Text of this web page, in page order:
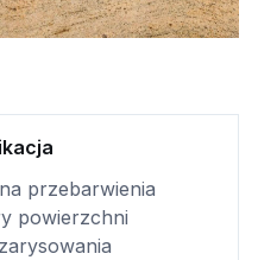
przebarwienia
powierzchni